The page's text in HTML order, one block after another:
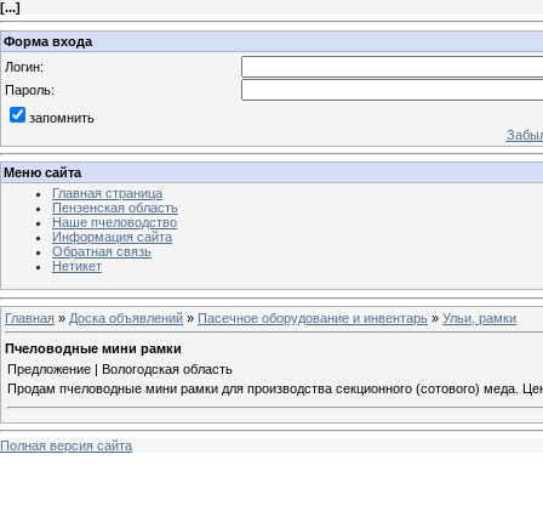
[...]
Форма входа
Логин:
Пароль:
запомнить
Меню сайта
Главная страница
Пензенская область
Наше пчеловодство
Информация сайта
Обратная связь
Нетикет
Главная » Доска объявлений » Пасечное оборудование и инвентарь » Ульи, рамки
Пчеловодные мини рамки
Предложение | Вологодская область
Продам пчеловодные мини рамки для производства секционного (сотового) меда.
Полная версия сайта